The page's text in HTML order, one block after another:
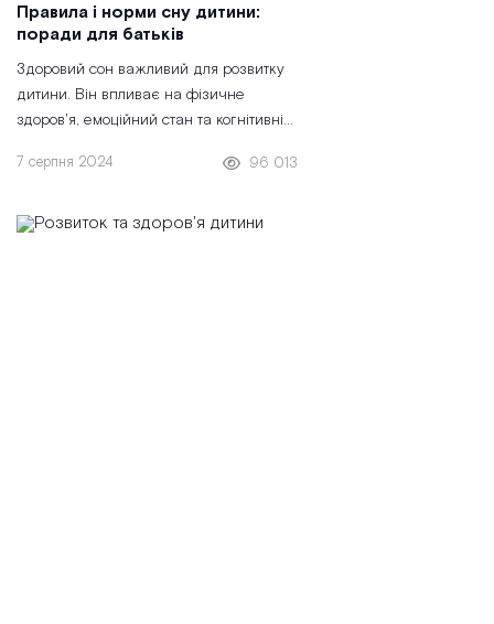
Правила і норми сну дитини:
поради для батьків
Здоровий сон важливий для розвитку
дитини. Він впливає на фізичне
здоров'я, емоційний стан та когнітивні
сну або його регулярна нестача
7 серпня 2024 96 013